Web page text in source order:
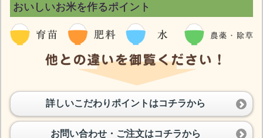
おいしいお米を作るポイント
詳しいこだわりポイントはコチラから
お問い合わせ・ご注文はコチラから